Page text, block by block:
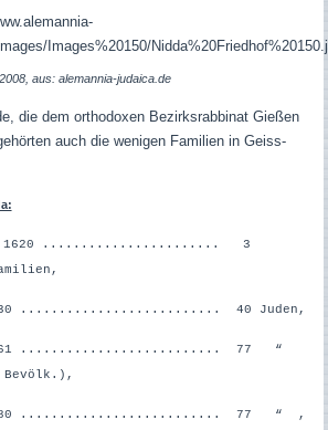
aus: alemannia-judaica.de
die dem orthodoxen Bezirksrabbinat Gießen
auch die wenigen Familien in Geiss-
1620 ....................... 3
.......................... 40 Juden,
.......................... 77 “
Bevölk.),
.......................... 77 “ ,